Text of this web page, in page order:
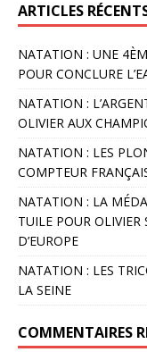
ARTICLES
NATATION : UNE
POUR CONCLURE
NATATION :
OLIVIER AUX
NATATION : LES
COMPTEUR
NATATION : LA
TUILE POUR
D’EUROPE
NATATION : LES
LA SEINE
COMMENTAIRES